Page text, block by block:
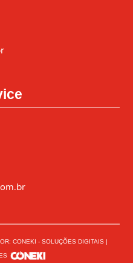
CONEKI - SOLUÇÕES DIGITAIS |